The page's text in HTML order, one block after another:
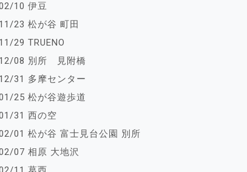
10 伊豆
23 松が谷 町田
29 TRUENO
08 別所 見附橋
31 多摩センター
25 松が谷遊歩道
31 西の空
01 松が谷 富士見台公園 別所
07 相原 大地沢